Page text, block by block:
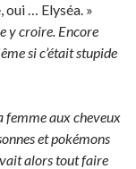
oui … Elyséa. »
y croire. Encore
si c’était stupide
femme aux cheveux
et pokémons
alors tout faire